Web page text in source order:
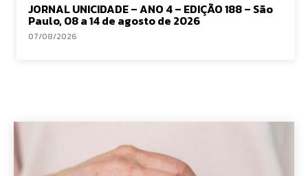
JORNAL UNICIDADE – ANO 4 – EDIÇÃO 188 – São
Paulo, 08 a 14 de agosto de 2026
07/08/2026